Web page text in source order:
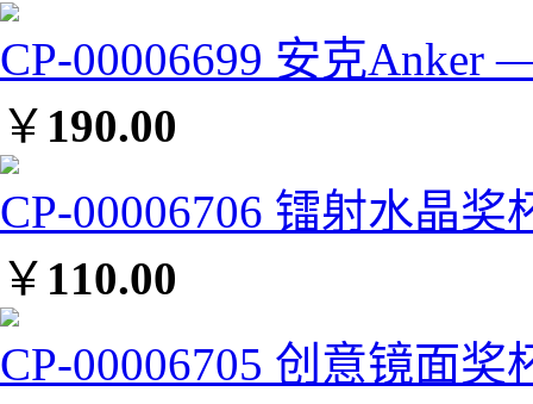
CP-00006699 安克Anker
￥ 190.00
CP-00006706 镭射水晶奖
￥ 110.00
CP-00006705 创意镜面奖